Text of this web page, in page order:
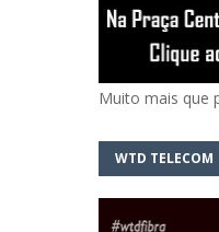
Muito mais que
WTD TELECOM